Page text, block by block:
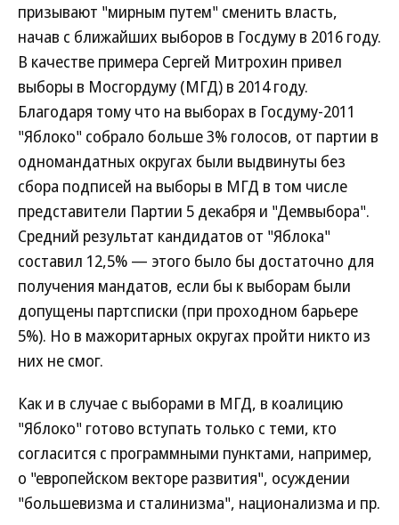
призывают "мирным путем" сменить власть,
начав с ближайших выборов в Госдуму в 2016 году.
В качестве примера Сергей Митрохин привел
выборы в Мосгордуму (МГД) в 2014 году.
Благодаря тому что на выборах в Госдуму-2011
"Яблоко" собрало больше 3% голосов, от партии в
одномандатных округах были выдвинуты без
сбора подписей на выборы в МГД в том числе
представители Партии 5 декабря и "Демвыбора".
Средний результат кандидатов от "Яблока"
составил 12,5% — этого было бы достаточно для
получения мандатов, если бы к выборам были
допущены партсписки (при проходном барьере
5%). Но в мажоритарных округах пройти никто из
них не смог.
Как и в случае с выборами в МГД, в коалицию
"Яблоко" готово вступать только с теми, кто
согласится с программными пунктами, например,
о "европейском векторе развития", осуждении
"большевизма и сталинизма", национализма и пр.